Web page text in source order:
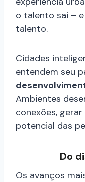
o talento sai –
talento.
Cidades
entendem seu
Ambientes
conexões,
potencial das
Do
Os avanços